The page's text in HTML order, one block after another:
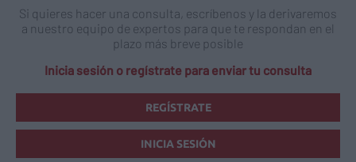
Si quieres hacer una consulta, escríbenos y la derivaremos
a nuestro equipo de expertos para que te respondan en el
plazo más breve posible
Inicia sesión o regístrate para enviar tu consulta
REGÍSTRATE
INICIA SESIÓN